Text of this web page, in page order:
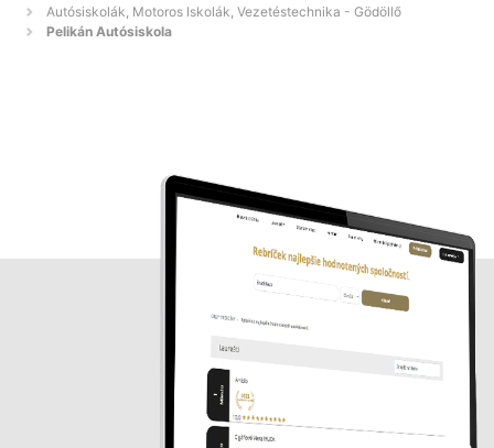
Autósiskolák, Motoros Iskolák, Vezetéstechnika - Gödöllő
Pelikán Autósiskola